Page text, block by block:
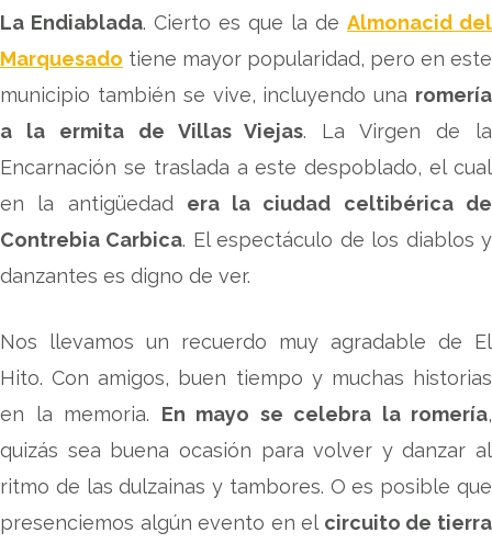
La Endiablada. Cierto es que la de Almonacid del
Marquesado tiene mayor popularidad, pero en este
municipio también se vive, incluyendo una romería
a la ermita de Villas Viejas. La Virgen de la
Encarnación se traslada a este despoblado, el cual
en la antigüedad era la ciudad celtibérica de
Contrebia Carbica. El espectáculo de los diablos y
danzantes es digno de ver.
Nos llevamos un recuerdo muy agradable de El
Hito. Con amigos, buen tiempo y muchas historias
en la memoria. En mayo se celebra la romería,
quizás sea buena ocasión para volver y danzar al
ritmo de las dulzainas y tambores. O es posible que
presenciemos algún evento en el circuito de tierra